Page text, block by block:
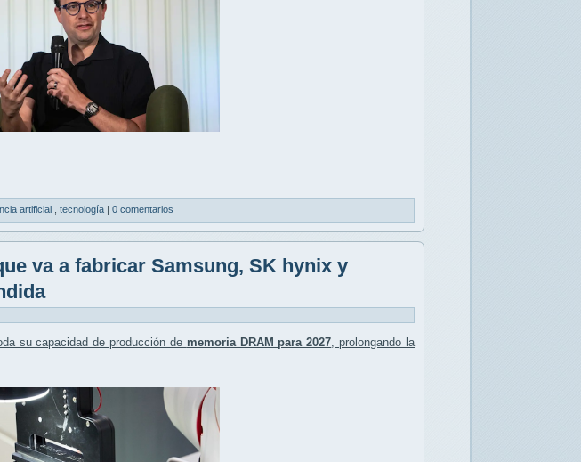
artificial tecnología | 0 comentarios
va a fabricar Samsung, SK hynix y
su capacidad de producción de memoria DRAM para 2027, prolongando la